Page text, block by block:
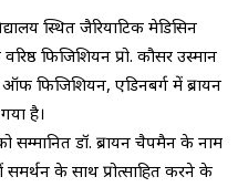
स्थित जैरियाटिक मेडिसिन
फिजिशियन प्रो. कौसर उस्मान
फिजिशियन, एडिनबर्ग में ब्रायन
है।
सम्मानित डॉ. ब्रायन चैपमैन के नाम
समर्थन के साथ प्रोत्साहित करने के